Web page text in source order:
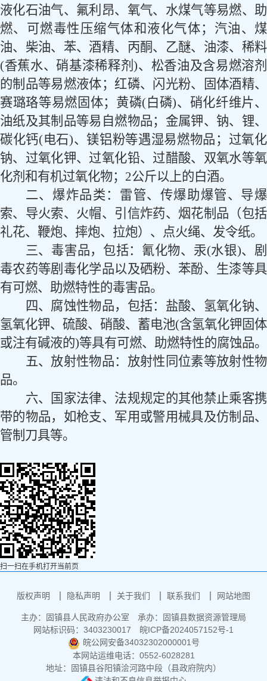
液化石油气、氟利昂、氧气、水煤气等易燃、助
燃、可燃毒性压缩气体和液化气体；汽油、煤
油、柴油、苯、酒精、丙酮、乙醚、油漆、稀料
(香蕉水、硝基漆稀释剂)、松香油及含易燃溶剂
的制品等易燃液体；红磷、闪光粉、固体酒精、
赛璐珞等易燃固体；黄磷(白磷)、硝化纤维片、
油纸及其制品等易自燃物品；金属钾、钠、锂、
碳化钙(电石)、镁铝粉等遇湿易燃物品；过氧化
钠、过氧化钾、过氧化铅、过醋酸、双氧水等氧
化剂和有机过氧化物； 2公斤以上的白酒。
二、爆炸品类：雷管、传爆助爆管、导爆
索、导火索、火帽、引信炸药、烟花制品（包括
礼花、鞭炮、摔炮、拉炮）、点火绳、发令纸。
三、毒害品，包括：氰化物、汞(水银)、剧
毒农药等剧毒化学品以及硒粉、苯酚、生漆等具
有可燃、助燃特性的毒害品。
四、腐蚀性物品，包括：盐酸、氢氧化钠、
氢氧化钾、硫酸、硝酸、蓄电池(含氢氧化钾固体
或注有碱液的)等具有可燃、助燃特性的腐蚀品。
五、放射性物品：放射性同位素等放射性物
品。
六、国家法律、法规规定的其他禁止乘客携
带的物品，如枪支、军用或警用械具及仿制品、
管制刀具等。
扫一扫在手机打开当前页
版权声明 隐私声明 关于我们 联系我们 网站地图
主办：固镇县人民政府办公室
承办：固镇县数据资源管理局
网站标识码：3403230017
皖ICP备2024057152号-1
皖公网安备34032302000001号
本网站运维电话：0552-6028281
地址：固镇县谷阳镇浍河路中段（县政府院内）